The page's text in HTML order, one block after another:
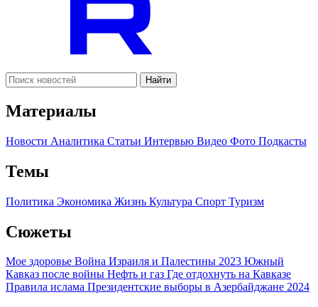
Найти
Материалы
Новости Аналитика Статьи Интервью Видео Фото Подкасты
Темы
Политика Экономика Жизнь Культура Спорт Туризм
Сюжеты
Мое здоровье Война Израиля и Палестины 2023 Южный
Кавказ после войны Нефть и газ Где отдохнуть на Кавказе
Правила ислама Президентские выборы в Азербайджане 2024